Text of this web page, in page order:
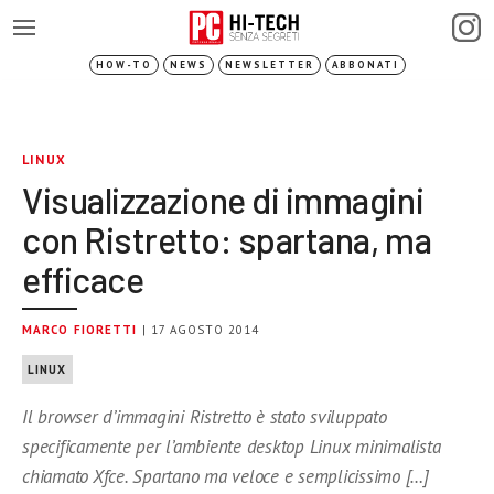
HOW-TO NEWS NEWSLETTER ABBONATI
LINUX
Visualizzazione di immagini
con Ristretto: spartana, ma
efficace
MARCO FIORETTI | 17 AGOSTO 2014
LINUX
Il browser d’immagini Ristretto è stato sviluppato
specificamente per l’ambiente desktop Linux minimalista
chiamato Xfce. Spartano ma veloce e semplicissimo […]